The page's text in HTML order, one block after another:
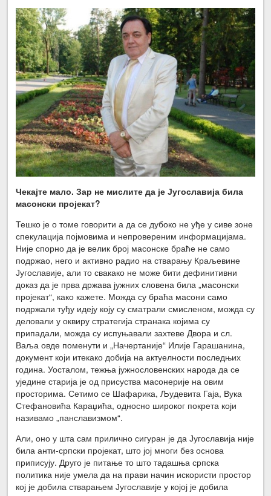
Чекајте мало. Зар не мислите да је Југославија била
масонски пројекат?
Тешко је о томе говорити а да се дубоко не уђе у сиве зоне
спекулација појмовима и непровереним информацијама.
Није спорно да је велик број масонске браће не само
подржао, него и активно радио на стварању Краљевине
Југославије, али то свакако не може бити дефинитивни
доказ да је прва држава јужних словена била „масонски
пројекат“, како кажете. Можда су браћа масони само
подржали туђу идеју коју су сматрали смисленом, можда су
деловали у оквиру стратегија странака којима су
припадали, можда су испуњавали захтеве Двора и сл.
Ваља овде поменути и „Начертаније“ Илије Гарашанина,
документ који итекако добија на актуелности последњих
година. Уосталом, тежња јужнословенских народа да се
уједине старија је од присуства масонерије на овим
просторима. Сетимо се Шафарика, Људевита Гаја, Вука
Стефановића Караџића, односно широког покрета који
називамо „панславизмом“.
Али, оно у шта сам прилично сигуран је да Југославија није
била анти-српски пројекат, што јој многи без основа
приписују. Друго је питање то што тадашња српска
политика није умела да на прави начин искористи простор
кој је добила стварањем Југославије у којој је добила